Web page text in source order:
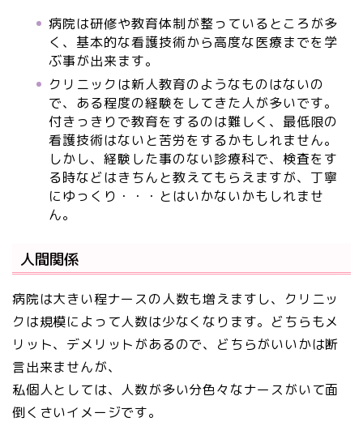
病院は研修や教育体制が整っているところが多
く、基本的な看護技術から高度な医療までを学
ぶ事が出来ます。
クリニックは新人教育のようなものはないの
で、ある程度の経験をしてきた人が多いです。
付きっきりで教育をするのは難しく、最低限の
看護技術はないと苦労をするかもしれません。
しかし、経験した事のない診療科で、検査をす
る時などはきちんと教えてもらえますが、丁寧
にゆっくり・・・とはいかないかもしれませ
ん。
人間関係
病院は大きい程ナースの人数も増えますし、クリニッ
クは規模によって人数は少なくなります。どちらもメ
リット、デメリットがあるので、どちらがいいかは断
言出来ませんが、
私個人としては、人数が多い分色々なナースがいて面
倒くさいイメージです。